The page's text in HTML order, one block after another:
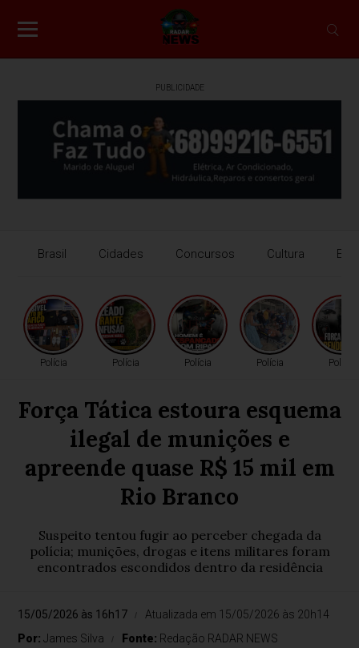
PUBLICIDADE
Brasil Cidades Concursos Cultura
Polícia Polícia Polícia Polícia Polícia
Força Tática estoura esquema
ilegal de munições e
apreende quase R$ 15 mil em
Rio Branco
Suspeito tentou fugir ao perceber chegada da
polícia; munições, drogas e itens militares foram
encontrados escondidos dentro da residência
15/05/2026 às 16h17
Atualizada em 15/05/2026 às 20h14
Por:James Silva Fonte: Redação RADAR NEWS